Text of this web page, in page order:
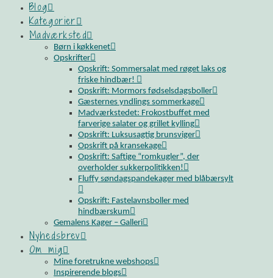
Blog
Kategorier
Madværksted
Børn i køkkenet
Opskrifter
Opskrift: Sommersalat med røget laks og
friske hindbær!
Opskrift: Mormors fødselsdagsboller
Gæsternes yndlings sommerkage
Madværkstedet: Frokostbuffet med
farverige salater og grillet kylling
Opskrift: Luksusagtig brunsviger
Opskrift på kransekage
Opskrift: Saftige “romkugler”, der
overholder sukkerpolitikken!
Fluffy søndagspandekager med blåbærsylt
Opskrift: Fastelavnsboller med
hindbærskum
Gemalens Kager – Galleri
Nyhedsbrev
Om mig
Mine foretrukne webshops
Inspirerende blogs